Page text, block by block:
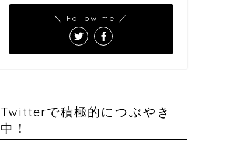
＼ Follow me ／
Twitterで積極的につぶやき
中！